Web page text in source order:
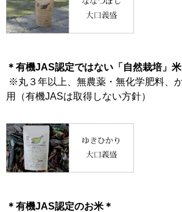
＊有機JAS認定ではない「自然栽培」米
※丸３年以上、無農薬・無化学肥料、
用（有機JASは取得しない方針）
＊有機JAS認定のお米＊